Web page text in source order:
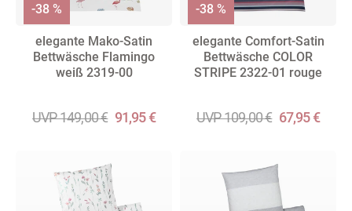
elegante Mako-Satin
Bettwäsche Flamingo
weiß 2319-00
UVP 149,00 € 91,95 €
-38 %
elegante Comfort-Satin
Bettwäsche COLOR
STRIPE 2322-01 rouge
UVP 109,00 € 67,95 €
-38 %